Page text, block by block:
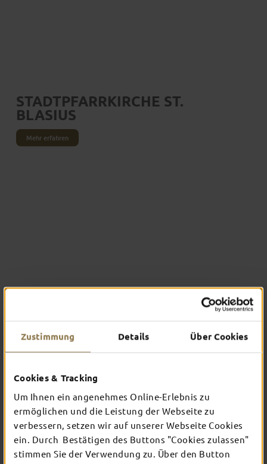
Zustimmung Details Über Cookies
Cookies & Tracking
Um Ihnen ein angenehmes Online-Erlebnis zu
ermöglichen und die Leistung der Webseite zu
verbessern, setzen wir auf unserer Webseite Cookies
ein. Durch Bestätigen des Buttons "Cookies zulassen"
stimmen Sie der Verwendung zu. Über den Button
STADTPFARRKIRCHE ST.
BLASIUS
Mehr erfahren